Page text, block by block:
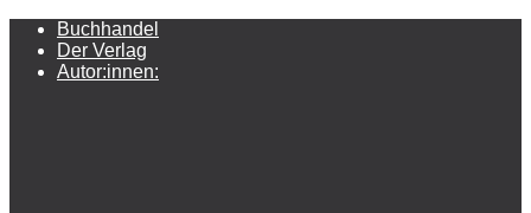
Buchhandel
Der Verlag
Autor:innen: